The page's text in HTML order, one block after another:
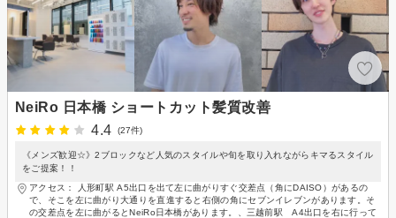
NeiRo 日本橋 ショートカット髪質改善
4.4
(27件)
《メンズ歓迎☆》2ブロックなど人気のスタイルや旬を取り入れながらキマるスタイル
をご提案！！
アクセス： 人形町駅 A5出口を出て左に曲がりすぐ交差点（角にDAISO）があるの
で、そこを左に曲がり大通りを直進すると右側の角にセブンイレブンがあります。そ
の交差点を左に曲がるとNeiRo日本橋があります。、三越前駅 A4出口を右に行って